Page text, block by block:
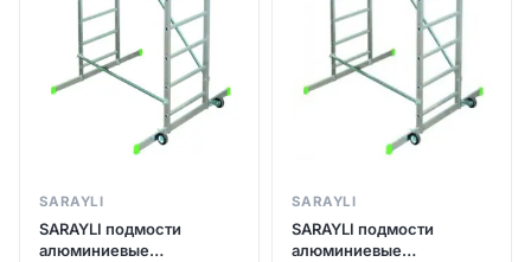
SARAYLI
SARAYLI подмости
алюминиевые
SARAYLI
SARAYLI подмости
алюминиевые